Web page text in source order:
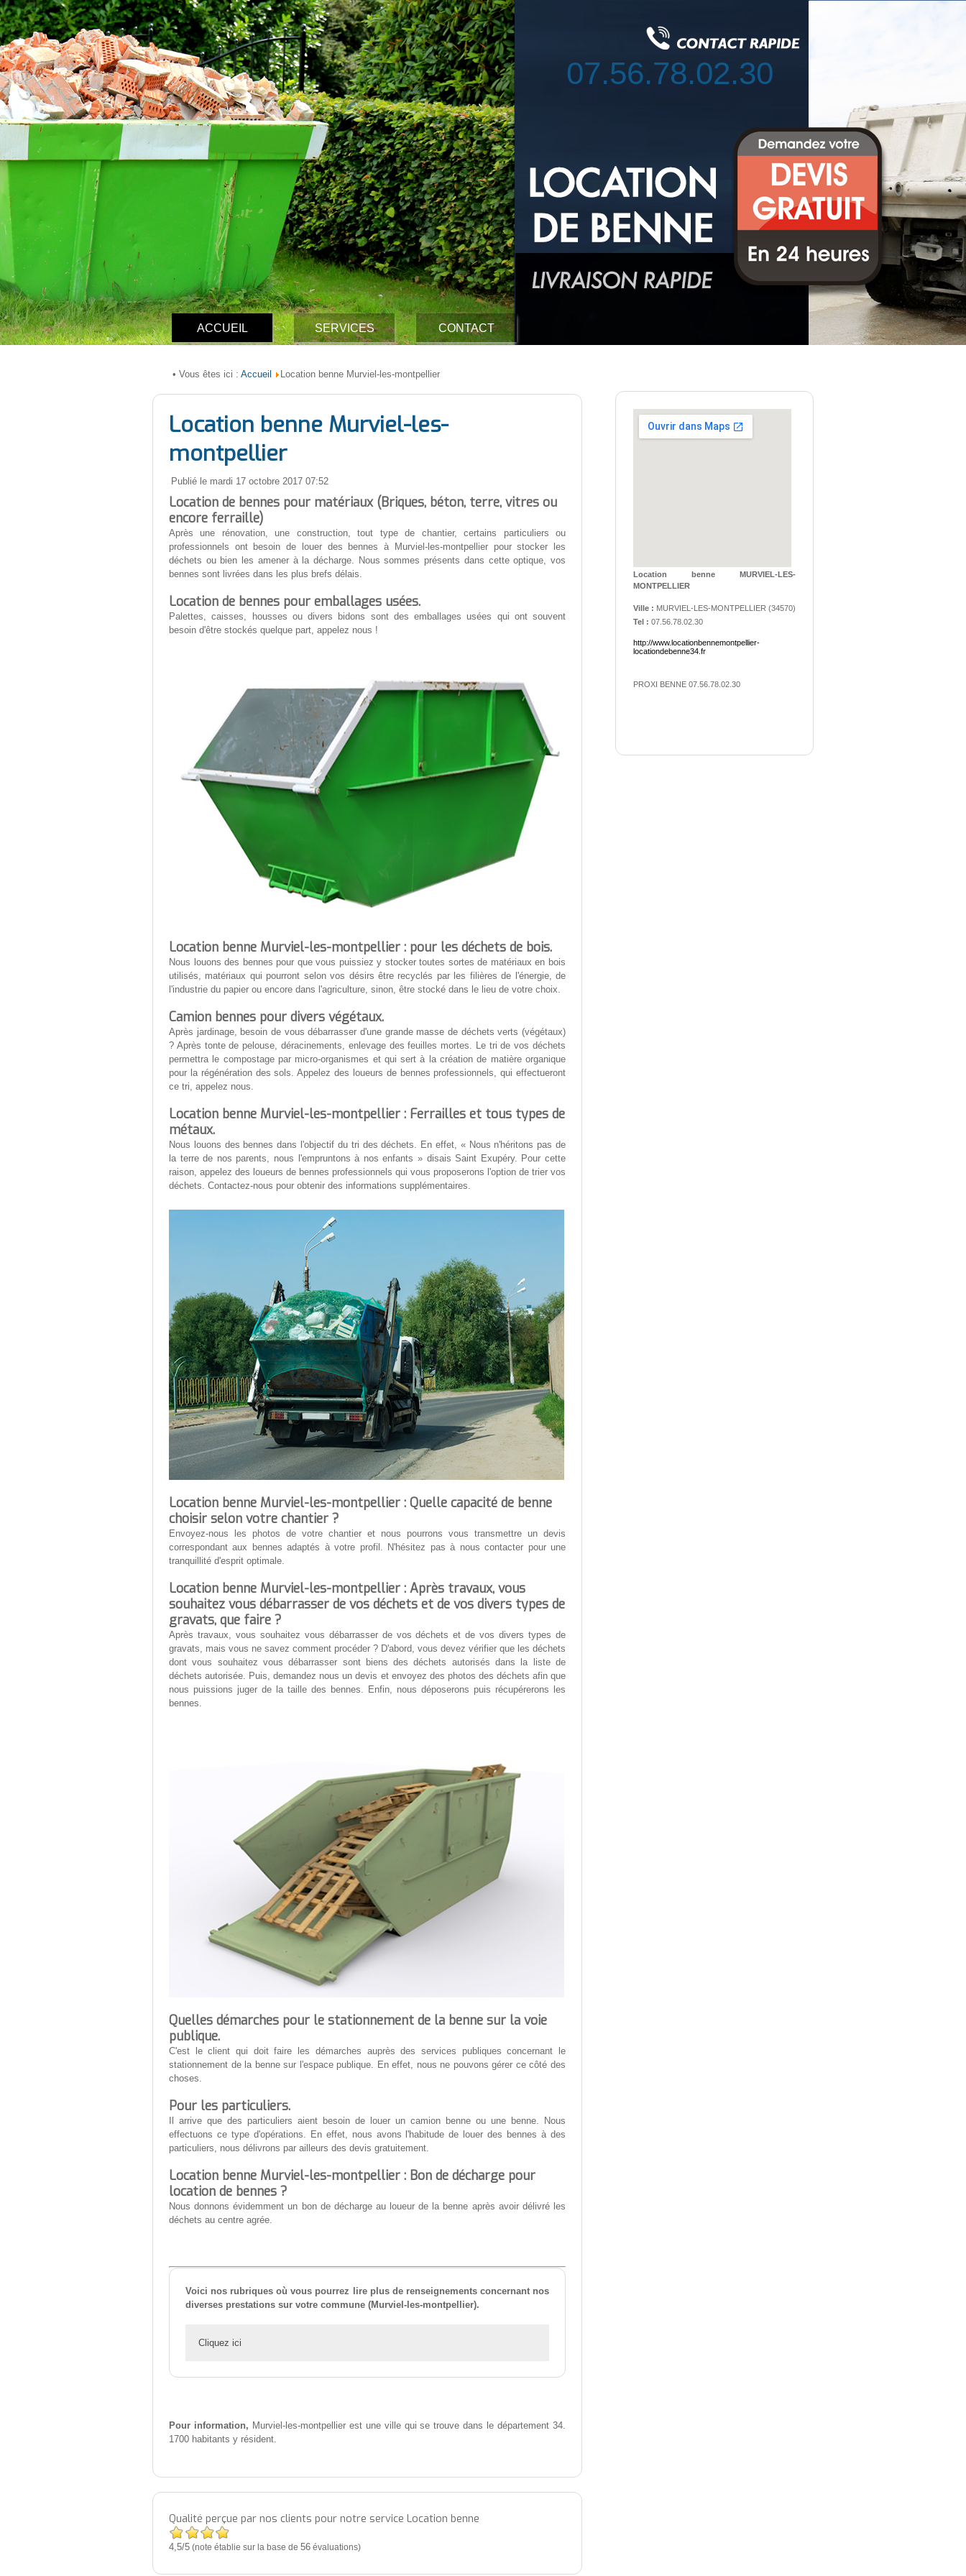
07.56.78.02.30
ACCUEIL SERVICES CONTACT
• Vous êtes ici : Accueil Location benne Murviel-les-montpellier
Location benne Murviel-les-
montpellier
Publié le mardi 17 octobre 2017 07:52
Location de bennes pour matériaux (Briques, béton, terre, vitres ou
encore ferraille)
Après une rénovation, une construction, tout type de chantier, certains particuliers ou
professionnels ont besoin de louer des bennes à Murviel-les-montpellier pour stocker les
déchets ou bien les amener à la décharge. Nous sommes présents dans cette optique, vos
bennes sont livrées dans les plus brefs délais.
Location de bennes pour emballages usées.
Palettes, caisses, housses ou divers bidons sont des emballages usées qui ont souvent
besoin d'être stockés quelque part, appelez nous !
Location benne Murviel-les-montpellier : pour les déchets de bois.
Nous louons des bennes pour que vous puissiez y stocker toutes sortes de matériaux en bois
utilisés, matériaux qui pourront selon vos désirs être recyclés par les filières de l'énergie, de
l'industrie du papier ou encore dans l'agriculture, sinon, être stocké dans le lieu de votre choix.
Camion bennes pour divers végétaux.
Après jardinage, besoin de vous débarrasser d'une grande masse de déchets verts (végétaux)
? Après tonte de pelouse, déracinements, enlevage des feuilles mortes. Le tri de vos déchets
permettra le compostage par micro-organismes et qui sert à la création de matière organique
pour la régénération des sols. Appelez des loueurs de bennes professionnels, qui effectueront
ce tri, appelez nous.
Location benne Murviel-les-montpellier : Ferrailles et tous types de
métaux.
Nous louons des bennes dans l'objectif du tri des déchets. En effet, « Nous n'héritons pas de
la terre de nos parents, nous l'empruntons à nos enfants » disais Saint Exupéry. Pour cette
raison, appelez des loueurs de bennes professionnels qui vous proposerons l'option de trier vos
déchets. Contactez-nous pour obtenir des informations supplémentaires.
Location benne Murviel-les-montpellier : Quelle capacité de benne
choisir selon votre chantier ?
Envoyez-nous les photos de votre chantier et nous pourrons vous transmettre un devis
correspondant aux bennes adaptés à votre profil. N'hésitez pas à nous contacter pour une
tranquillité d'esprit optimale.
Location benne Murviel-les-montpellier : Après travaux, vous
souhaitez vous débarrasser de vos déchets et de vos divers types de
gravats, que faire ?
Après travaux, vous souhaitez vous débarrasser de vos déchets et de vos divers types de
gravats, mais vous ne savez comment procéder ? D'abord, vous devez vérifier que les déchets
dont vous souhaitez vous débarrasser sont biens des déchets autorisés dans la liste de
déchets autorisée. Puis, demandez nous un devis et envoyez des photos des déchets afin que
nous puissions juger de la taille des bennes. Enfin, nous déposerons puis récupérerons les
bennes.
Quelles démarches pour le stationnement de la benne sur la voie
publique.
C'est le client qui doit faire les démarches auprès des services publiques concernant le
stationnement de la benne sur l'espace publique. En effet, nous ne pouvons gérer ce côté des
choses.
Pour les particuliers.
Il arrive que des particuliers aient besoin de louer un camion benne ou une benne. Nous
effectuons ce type d'opérations. En effet, nous avons l'habitude de louer des bennes à des
particuliers, nous délivrons par ailleurs des devis gratuitement.
Location benne Murviel-les-montpellier : Bon de décharge pour
location de bennes ?
Nous donnons évidemment un bon de décharge au loueur de la benne après avoir délivré les
déchets au centre agrée.
Voici nos rubriques où vous pourrez lire plus de renseignements concernant nos
diverses prestations sur votre commune (Murviel-les-montpellier).
Cliquez ici
Pour information, Murviel-les-montpellier est une ville qui se trouve dans le département 34.
1700 habitants y résident.
Qualité perçue par nos clients pour notre service Location benne
4,5/5 (note établie sur la base de 56 évaluations)
Location benne MURVIEL-LES-
MONTPELLIER
Ville : MURVIEL-LES-MONTPELLIER (34570)
Tel : 07.56.78.02.30
http://www.locationbennemontpellier-
locationdebenne34.fr
PROXI BENNE 07.56.78.02.30